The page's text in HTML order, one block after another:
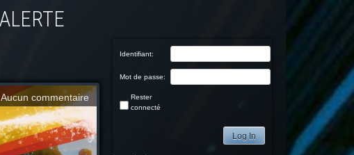
Aucun commentaire
Identifiant:
Mot de passe:
Rester
connecté
Log In